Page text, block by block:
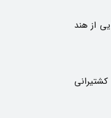
از هند